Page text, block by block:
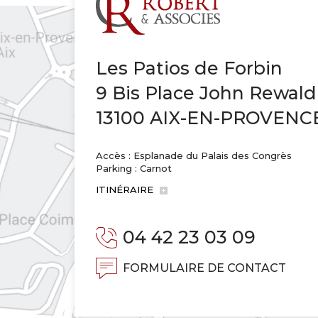
Les Patios de Forbin
9 Bis Place John Rewald
13100 AIX-EN-
Accès : Esplanade du Palais des Congrès
Parking : Carnot
ITINÉRAIRE
04 42 23 03 09
FORMULAIRE DE CONTACT